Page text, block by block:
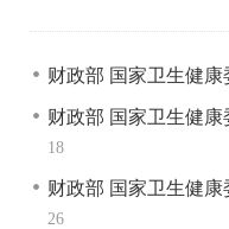
财政部 国家卫生健
财政部 国家卫生健
18
财政部 国家卫生健
26